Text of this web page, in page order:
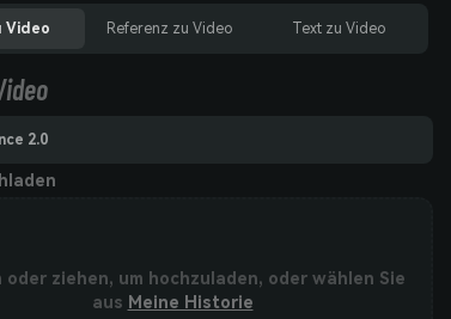
Video Referenz zu Video Text zu Video
2.0
oder ziehen, um hochzuladen, oder wählen Sie
aus Meine Historie